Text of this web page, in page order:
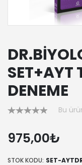
SET+AYT
DENEME
Bu
975,00₺
STOK KODU: SET-